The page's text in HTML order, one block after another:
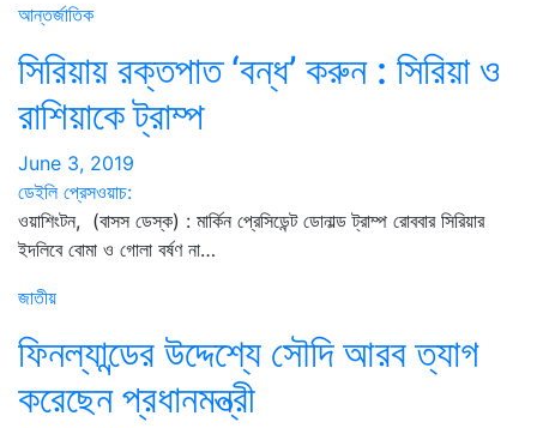
আন্তর্জাতিক
সিরিয়ায় রক্তপাত ‘বন্ধ’ করুন : সিরিয়া ও
রাশিয়াকে ট্রাম্প
June 3, 2019
ডেইলি প্রেসওয়াচ:
ওয়াশিংটন, (বাসস ডেস্ক) : মার্কিন প্রেসিডেন্ট ডোনাল্ড ট্রাম্প রোববার সিরিয়ার
ইদলিবে বোমা ও গোলা বর্ষণ না…
জাতীয়
ফিনল্যান্ডের উদ্দেশ্যে সৌদি আরব ত্যাগ
করেছেন প্রধানমন্ত্রী